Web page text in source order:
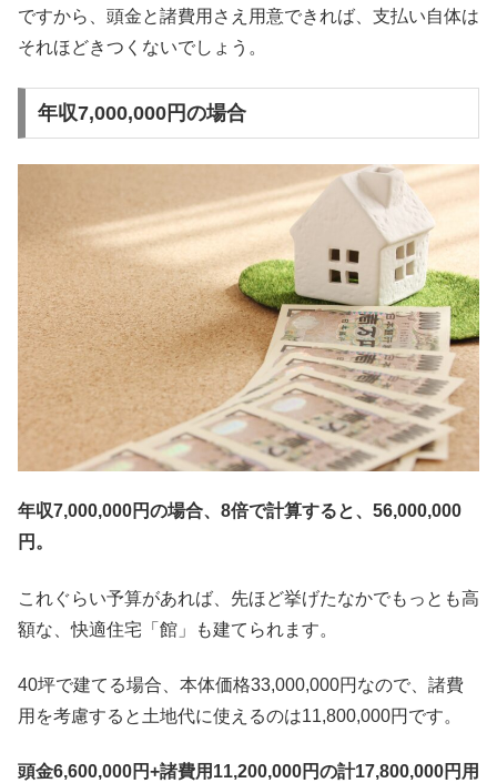
ですから、頭金と諸費用さえ用意できれば、支払い自体は
それほどきつくないでしょう。
年収7,000,000円の場合
年収7,000,000円の場合、8倍で計算すると、56,000,000
円。
これぐらい予算があれば、先ほど挙げたなかでもっとも高
額な、快適住宅「館」も建てられます。
40坪で建てる場合、本体価格33,000,000円なので、諸費
用を考慮すると土地代に使えるのは11,800,000円です。
頭金6,600,000円+諸費用11,200,000円の計17,800,000円用